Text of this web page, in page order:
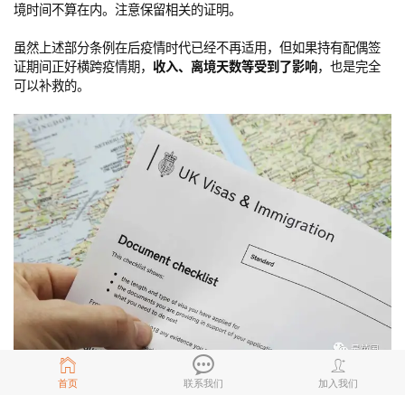
首页 联系我们 加入我们
境时间不算在内。注意保留相关的证明。
虽然上述部分条例在后疫情时代已经不再适用，但如果持有配偶签
证期间正好横跨疫情期， 收入、离境天数等受到了影响，也是完全
可以补救的。